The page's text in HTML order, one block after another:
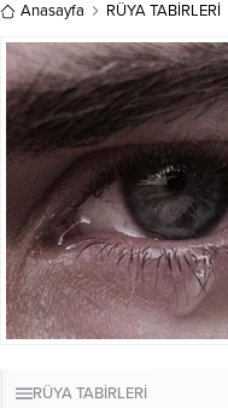
Anasayfa RÜYA TABİRLERİ
RÜYA TABİRLERİ